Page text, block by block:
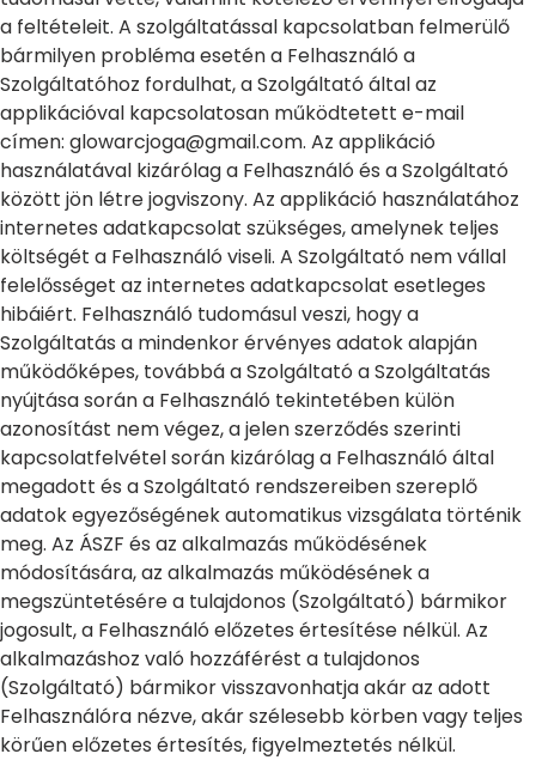
a feltételeit. A szolgáltatással kapcsolatban felmerülő
bármilyen probléma esetén a Felhasználó a
Szolgáltatóhoz fordulhat, a Szolgáltató által az
applikációval kapcsolatosan működtetett e-mail
címen: glowarcjoga@gmail.com. Az applikáció
használatával kizárólag a Felhasználó és a Szolgáltató
között jön létre jogviszony. Az applikáció használatához
internetes adatkapcsolat szükséges, amelynek teljes
költségét a Felhasználó viseli. A Szolgáltató nem vállal
felelősséget az internetes adatkapcsolat esetleges
hibáiért. Felhasználó tudomásul veszi, hogy a
Szolgáltatás a mindenkor érvényes adatok alapján
működőképes, továbbá a Szolgáltató a Szolgáltatás
nyújtása során a Felhasználó tekintetében külön
azonosítást nem végez, a jelen szerződés szerinti
kapcsolatfelvétel során kizárólag a Felhasználó által
megadott és a Szolgáltató rendszereiben szereplő
adatok egyezőségének automatikus vizsgálata történik
meg. Az ÁSZF és az alkalmazás működésének
módosítására, az alkalmazás működésének a
megszüntetésére a tulajdonos (Szolgáltató) bármikor
jogosult, a Felhasználó előzetes értesítése nélkül. Az
alkalmazáshoz való hozzáférést a tulajdonos
(Szolgáltató) bármikor visszavonhatja akár az adott
Felhasználóra nézve, akár szélesebb körben vagy teljes
körűen előzetes értesítés, figyelmeztetés nélkül.